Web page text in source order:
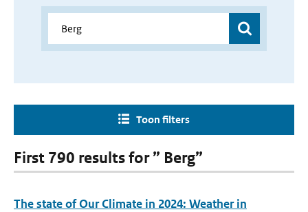
Toon filters
First 790 results for ” Berg”
The state of Our Climate in 2024: Weather in